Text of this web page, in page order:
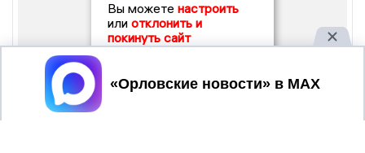
Вы можете настроить
или отклонить и
покинуть сайт
Принять